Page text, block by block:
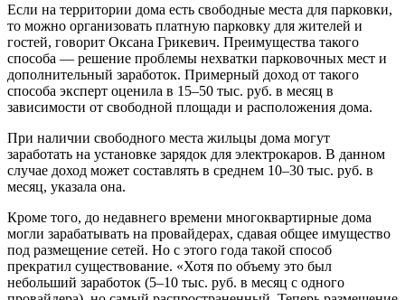
Если на территории дома есть свободные места для парковки,
то можно организовать платную парковку для жителей и
гостей, говорит Оксана Грикевич. Преимущества такого
способа — решение проблемы нехватки парковочных мест и
дополнительный заработок. Примерный доход от такого
способа эксперт оценила в 15–50 тыс. руб. в месяц в
зависимости от свободной площади и расположения дома.
При наличии свободного места жильцы дома могут
заработать на установке зарядок для электрокаров. В данном
случае доход может составлять в среднем 10–30 тыс. руб. в
месяц, указала она.
Кроме того, до недавнего времени многоквартирные дома
могли зарабатывать на провайдерах, сдавая общее имущество
под размещение сетей. Но с этого года такой способ
прекратил существование. «Хотя по объему это был
небольший заработок (5–10 тыс. руб. в месяц с одного